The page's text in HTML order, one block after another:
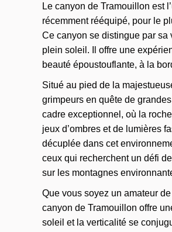
Le canyon de Tramouillon est
récemment rééquipé, pour le
Ce canyon se distingue par
plein soleil. Il offre une
beauté époustouflante, à la
Situé au pied de la
grimpeurs en quête de
cadre exceptionnel, où la
jeux d’ombres et de lumières
décuplée dans cet
ceux qui recherchent un défi
sur les montagnes
Que vous soyez un amateur
canyon de Tramouillon offre
soleil et la verticalité se